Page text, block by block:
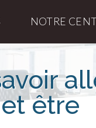
NOTRE
être